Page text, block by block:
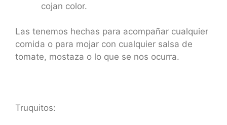
cojan color.
Las tenemos hechas para acompañar cualquier
comida o para mojar con cualquier salsa de
tomate, mostaza o lo que se nos ocurra.
Truquitos: